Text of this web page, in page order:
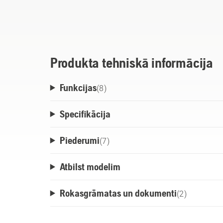
kalpošanas laiku.
Produkta tehniskā informācija
Funkcijas(8)
Specifikācija
Piederumi(7)
Atbilst modelim
Rokasgrāmatas un dokumenti(2)